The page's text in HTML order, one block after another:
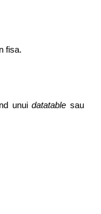
fisa.
unuidatatable sau